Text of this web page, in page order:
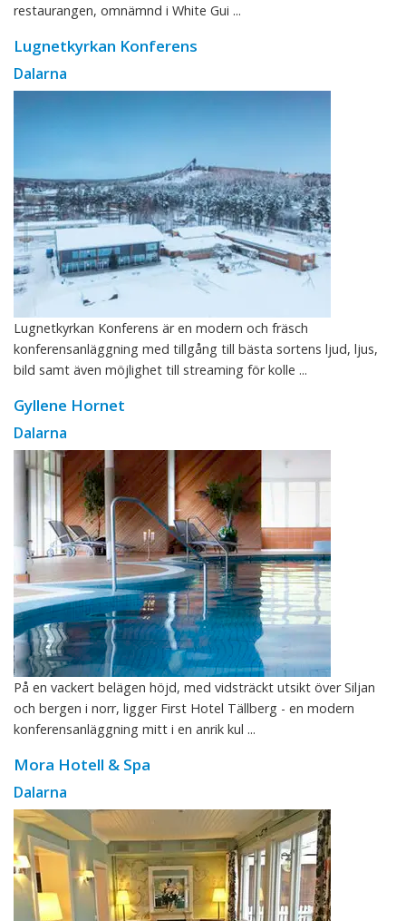
restaurangen, omnämnd i White Gui ...
Lugnetkyrkan Konferens
Dalarna
Lugnetkyrkan Konferens är en modern och fräsch
konferensanläggning med tillgång till bästa sortens ljud, ljus,
bild samt även möjlighet till streaming för kolle ...
Gyllene Hornet
Dalarna
På en vackert belägen höjd, med vidsträckt utsikt över Siljan
och bergen i norr, ligger First Hotel Tällberg - en modern
konferensanläggning mitt i en anrik kul ...
Mora Hotell & Spa
Dalarna